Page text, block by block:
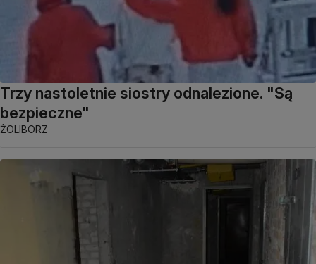
Trzy nastoletnie siostry odnalezione. "Są
bezpieczne"
ŻOLIBORZ